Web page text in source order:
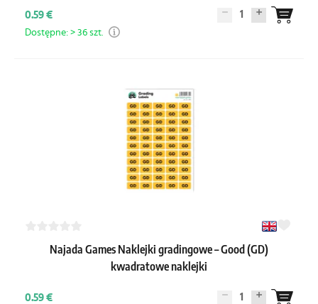
0.59 € 1
Dostępne: > 36 szt.
Najada Games Naklejki gradingowe – Good (GD)
kwadratowe naklejki
0.59 € 1